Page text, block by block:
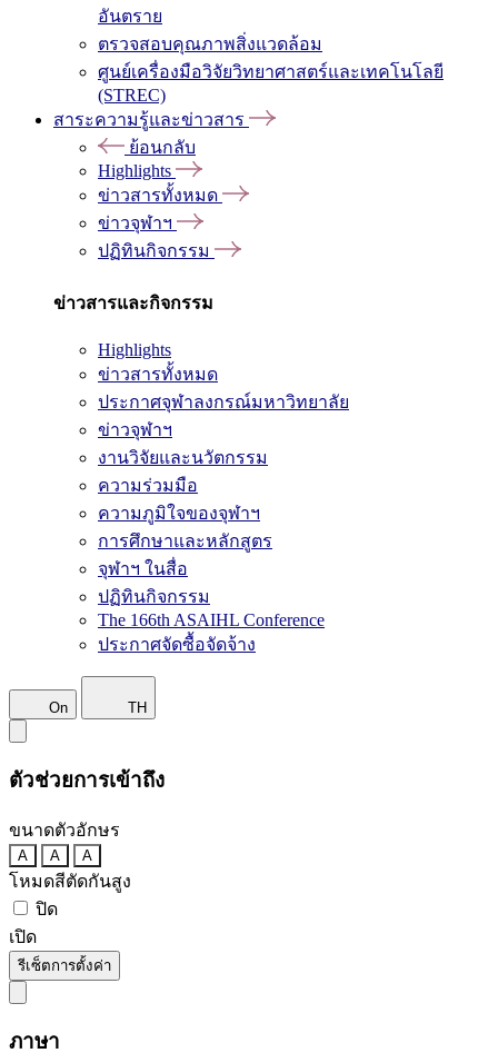
อันตราย
ตรวจสอบคุณภาพสิ่งแวดล้อม
ศูนย์เครื่องมือวิจัยวิทยาศาสตร์และเทคโนโลยี
(STREC)
สาระความรู้และข่าวสาร
ย้อนกลับ
Highlights
ข่าวสารทั้งหมด
ข่าวจุฬาฯ
ปฏิทินกิจกรรม
ข่าวสารและกิจกรรม
Highlights
ข่าวสารทั้งหมด
ประกาศจุฬาลงกรณ์มหาวิทยาลัย
ข่าวจุฬาฯ
งานวิจัยและนวัตกรรม
ความร่วมมือ
ความภูมิใจของจุฬาฯ
การศึกษาและหลักสูตร
จุฬาฯ ในสื่อ
ปฏิทินกิจกรรม
The 166th ASAIHL Conference
ประกาศจัดซื้อจัดจ้าง
On TH
ตัวช่วยการเข้าถึง
ขนาดตัวอักษร
A A A
โหมดสีตัดกันสูง
ปิด
เปิด
รีเซ็ตการตั้งค่า
ภาษา